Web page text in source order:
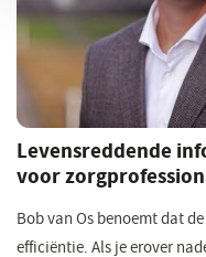
Levensreddende
voor
Bob van Os benoemt dat
efficiëntie. Als je erover